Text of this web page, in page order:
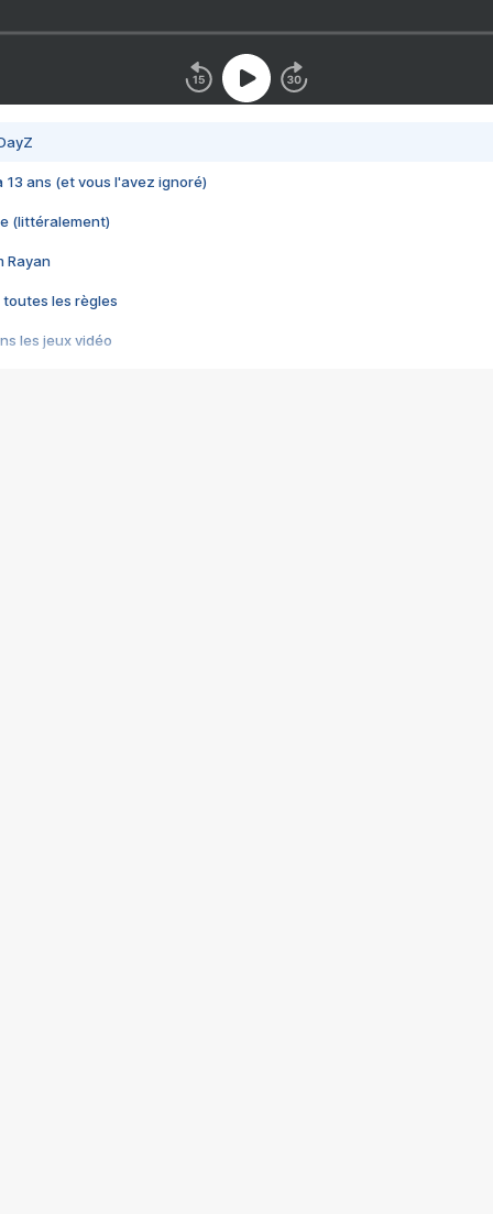
13 ans (et vous l'avez ignoré)
(littéralement)
Rayan
toutes les règles
les jeux vidéo